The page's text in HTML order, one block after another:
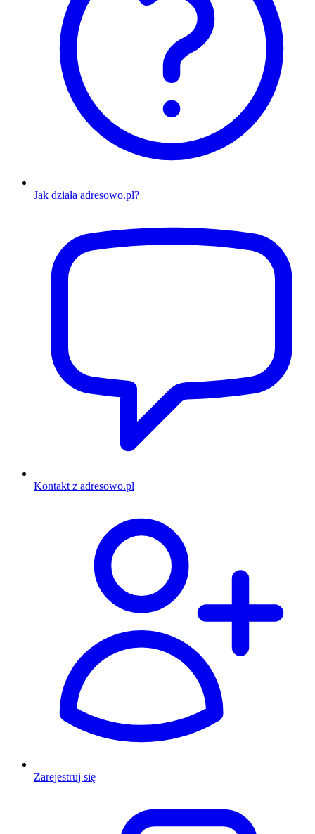
Jak działa adresowo.pl?
Kontakt z adresowo.pl
Zarejestruj się